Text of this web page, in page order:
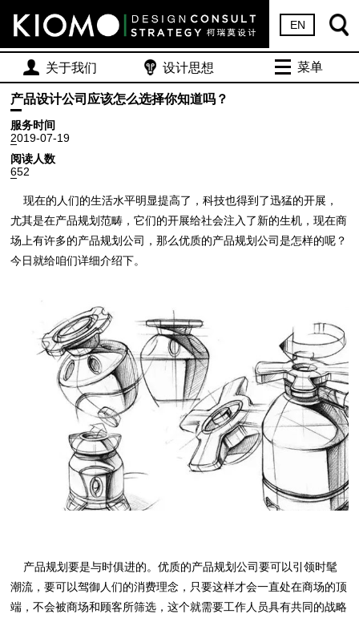
EN
关于我们 设计思想 菜单
产品设计公司应该怎么选择你知道吗？
服务时间
2019-07-19
阅读人数
652
现在的人们的生活水平明显提高了，科技也得到了迅猛的开展，
尤其是在产品规划范畴，它们的开展给社会注入了新的生机，现在商
场上有许多的产品规划公司，那么优质的产品规划公司是怎样的呢？
今日就给咱们详细介绍下。
产品规划要是与时俱进的。优质的产品规划公司要可以引领时髦
潮流，要可以驾御人们的消费理念，只要这样才会一直处在商场的顶
端，不会被商场和顾客所筛选，这个就需要工作人员具有共同的战略